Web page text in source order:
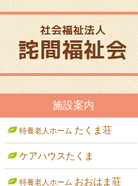
施設案内
特養老人ホーム たくま荘
ケアハウスたくま
特養老人ホーム おおはま荘